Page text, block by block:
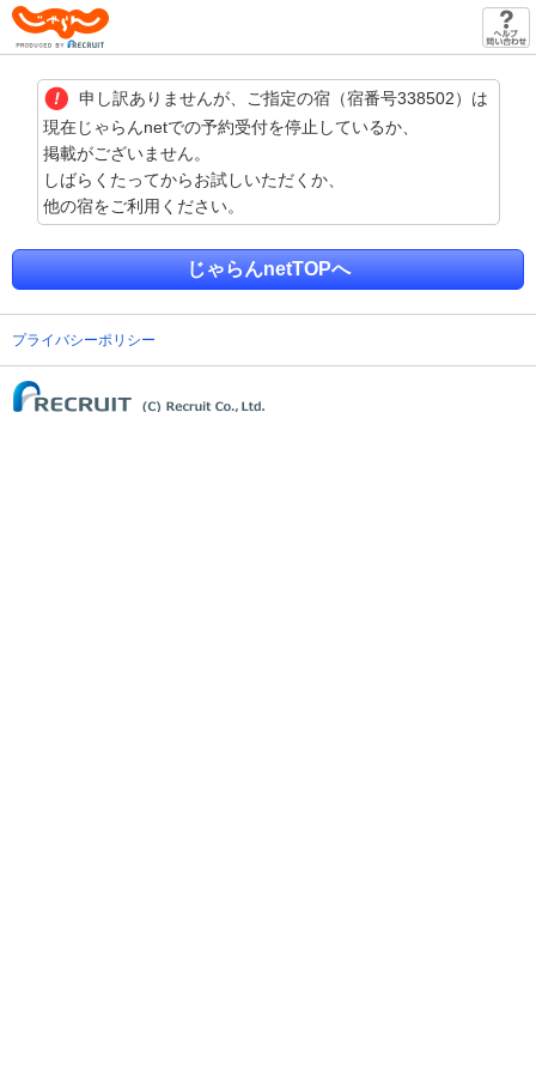
申し訳ありませんが、ご指定の宿（宿番号338502）は
現在じゃらんnetでの予約受付を停止しているか、
掲載がございません。
しばらくたってからお試しいただくか、
他の宿をご利用ください。
じゃらんnetTOPへ
プライバシーポリシー